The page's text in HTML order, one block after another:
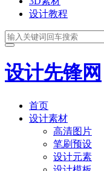
设计教程
设计先锋网
首页
设计素材
高清图片
笔刷预设
设计元素